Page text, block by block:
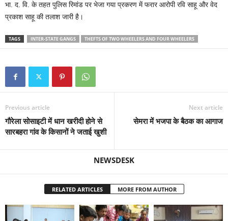
भा. द. वि. के तहत पुलिस रिमांड पर भेजा गया प्रकरण में फरार आरोपी रवि साहू और वेद
प्रकाश साहू की तलाश जारी है।
TAGS INTER-STATE GANGS THEFTS OF TWO WHEELERS AND FOUR WHEELERS
Previous article
गौरेला सोसाइटी में धान खरीदी होने से
सारबहरा गांव के किसानों ने जताई खुशी
Next article
सेमरा में भजपा के बैठक का आगाज
NEWSDESK
RELATED ARTICLES MORE FROM AUTHOR